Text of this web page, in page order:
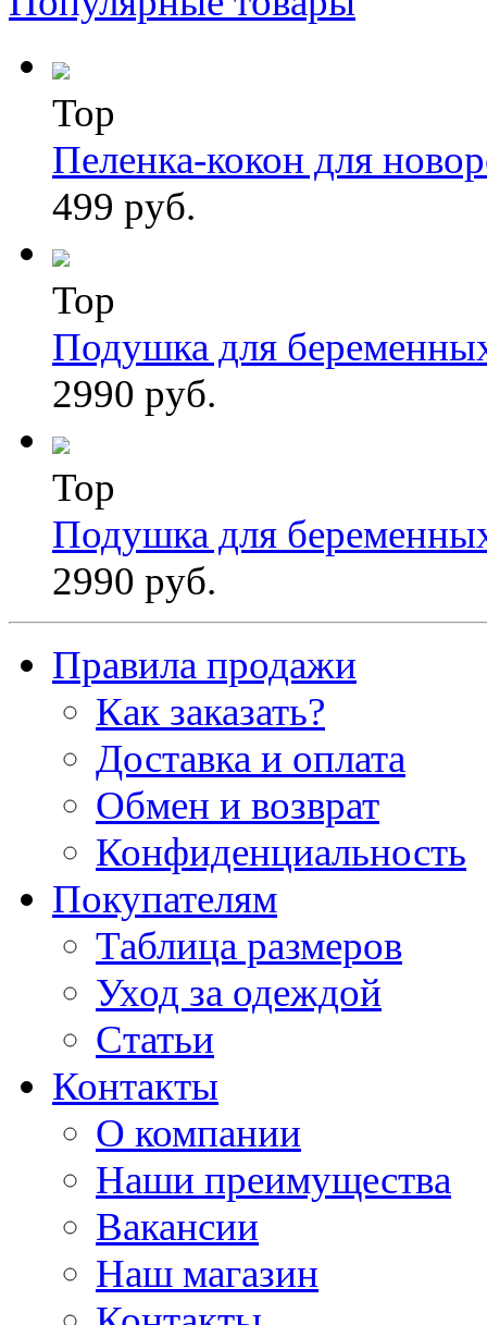
Top
Пеленка-кокон для
499 руб.
Top
Подушка для
2990 руб.
Top
Подушка для
2990 руб.
Правила продажи
Как заказать?
Доставка и оплата
Обмен и возврат
Конфиденциальность
Покупателям
Таблица размеров
Уход за одеждой
Статьи
Контакты
О компании
Наши преимущества
Вакансии
Наш магазин